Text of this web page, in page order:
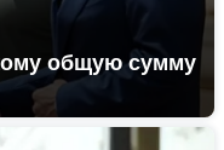
общую сумму